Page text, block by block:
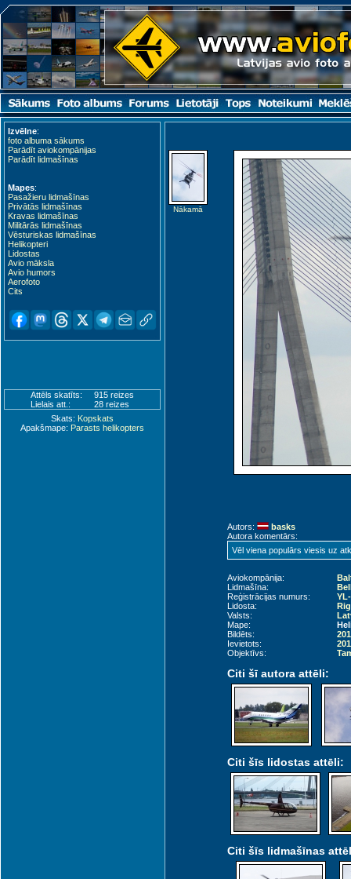
Izvēlne:
foto albuma sākums
Parādīt aviokompānijas
Parādīt lidmašīnas
Mapes:
Pasažieru lidmašīnas
Privātās lidmašīnas
Kravas lidmašīnas
Militārās lidmašīnas
Vēsturiskas lidmašīnas
Helikopteri
Lidostas
Avio māksla
Avio humors
Aerofoto
Cits
Attēls skatīts:
915 reizes
Lielais att.:
28 reizes
Skats: Kopskats
Apakšmape: Parasts helikopters
Nākamā
Autors:
basks
Autora komentārs:
Vēl viena populārs viesis uz
Aviokompānija:
Lidmašīna:
Reģistrācijas numurs:
Lidosta:
Valsts:
Mape:
Bildēts:
Ievietots:
Objektīvs:
Citi šī autora attēli:
Citi šīs lidostas attēli:
Citi šīs lidmašīnas